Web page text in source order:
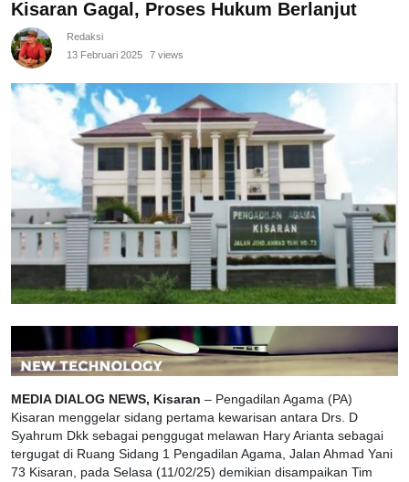
Kisaran Gagal, Proses Hukum Berlanjut
Redaksi
13 Februari 2025
7 views
MEDIA DIALOG NEWS, Kisaran – Pengadilan Agama (PA)
Kisaran menggelar sidang pertama kewarisan antara Drs. D
Syahrum Dkk sebagai penggugat melawan Hary Arianta sebagai
tergugat di Ruang Sidang 1 Pengadilan Agama, Jalan Ahmad Yani
73 Kisaran, pada Selasa (11/02/25) demikian disampaikan Tim